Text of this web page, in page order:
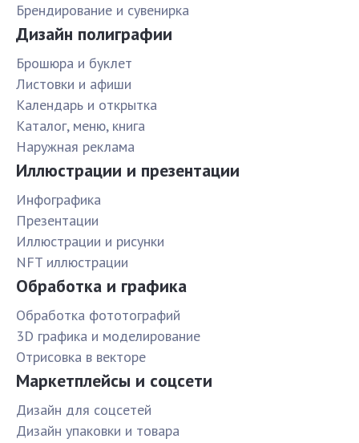
Брендирование и сувенирка
Дизайн полиграфии
Брошюра и буклет
Листовки и афиши
Календарь и открытка
Каталог, меню, книга
Наружная реклама
Иллюстрации и презентации
Инфографика
Презентации
Иллюстрации и рисунки
NFT иллюстрации
Обработка и графика
Обработка фототографий
3D графика и моделирование
Отрисовка в векторе
Маркетплейсы и соцсети
Дизайн для соцсетей
Дизайн упаковки и товара